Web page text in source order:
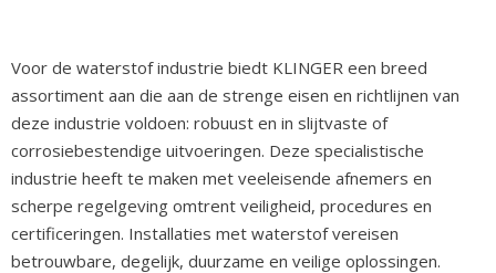
Voor de waterstof industrie biedt KLINGER een breed
assortiment aan die aan de strenge eisen en richtlijnen van
deze industrie voldoen: robuust en in slijtvaste of
corrosiebestendige uitvoeringen. Deze specialistische
industrie heeft te maken met veeleisende afnemers en
scherpe regelgeving omtrent veiligheid, procedures en
certificeringen. Installaties met waterstof vereisen
betrouwbare, degelijk, duurzame en veilige oplossingen.